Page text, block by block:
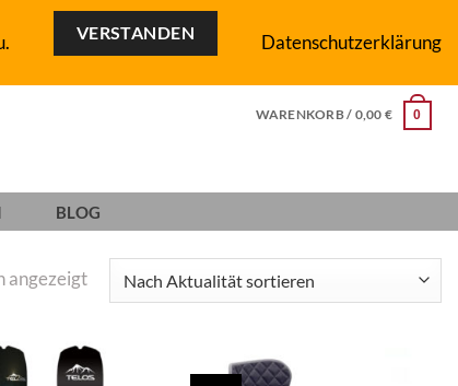
WARENKORB / 0,00 € 0
BLOG
angezeigtNach
Aktualität
VERSTANDEN Datenschutzerklärung